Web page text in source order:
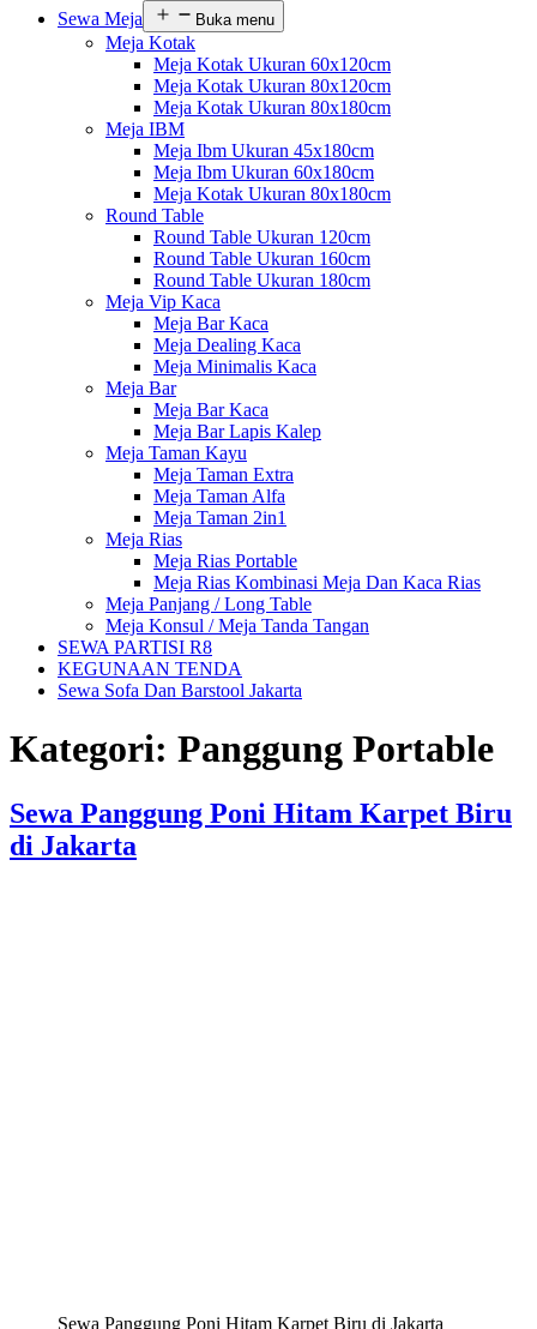
Sewa Meja
Buka menu
Meja Kotak
Meja Kotak Ukuran 60x120cm
Meja Kotak Ukuran 80x120cm
Meja Kotak Ukuran 80x180cm
Meja IBM
Meja Ibm Ukuran 45x180cm
Meja Ibm Ukuran 60x180cm
Meja Kotak Ukuran 80x180cm
Round Table
Round Table Ukuran 120cm
Round Table Ukuran 160cm
Round Table Ukuran 180cm
Meja Vip Kaca
Meja Bar Kaca
Meja Dealing Kaca
Meja Minimalis Kaca
Meja Bar
Meja Bar Kaca
Meja Bar Lapis Kalep
Meja Taman Kayu
Meja Taman Extra
Meja Taman Alfa
Meja Taman 2in1
Meja Rias
Meja Rias Portable
Meja Rias Kombinasi Meja Dan Kaca Rias
Meja Panjang / Long Table
Meja Konsul / Meja Tanda Tangan
SEWA PARTISI R8
KEGUNAAN TENDA
Sewa Sofa Dan Barstool Jakarta
Kategori: Panggung Portable
Sewa Panggung Poni Hitam Karpet Biru
di Jakarta
Sewa Panggung Poni Hitam Karpet Biru di Jakarta